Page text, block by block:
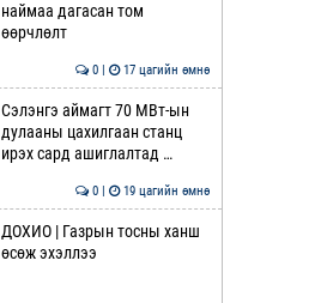
наймаа дагасан том
өөрчлөлт
0 | 17 цагийн өмнө
Сэлэнгэ аймагт 70 МВт-ын
дулааны цахилгаан станц
ирэх сард ашиглалтад …
0 | 19 цагийн өмнө
ДОХИО | Газрын тосны ханш
өсөж эхэллээ